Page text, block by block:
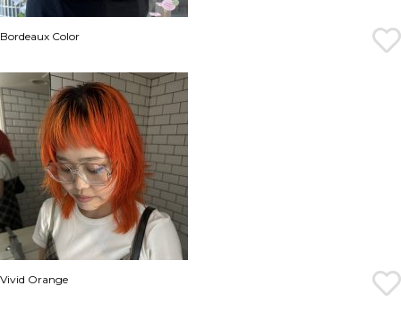
Bordeaux Color
Vivid Orange